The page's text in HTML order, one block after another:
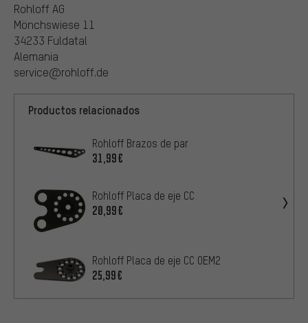
Rohloff AG
Mönchswiese 11
34233 Fuldatal
Alemania
service@rohloff.de
Productos relacionados
Rohloff Brazos de par
31,99€
Rohloff Placa de eje CC
20,99€
Rohloff Placa de eje CC OEM2
25,99€